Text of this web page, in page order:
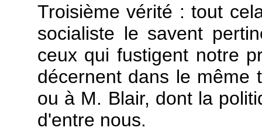
Troisième vérité : tout
socialiste le savent
ceux qui fustigent notre
décernent dans le même
ou à M. Blair, dont la
d'entre nous.